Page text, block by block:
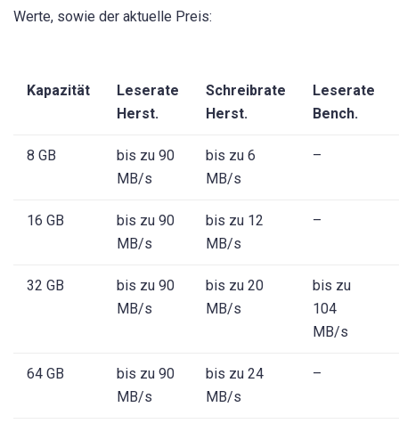
Werte, sowie der aktuelle Preis:
Kapazität
Leserate
Herst.
Schreibrate
Herst.
Leserate
Bench.
8 GB
bis zu 90
MB/s
bis zu 6
MB/s
–
16 GB
bis zu 90
MB/s
bis zu 12
MB/s
–
32 GB
bis zu 90
MB/s
bis zu 20
MB/s
bis zu
104
MB/s
64 GB
bis zu 90
MB/s
bis zu 24
MB/s
–